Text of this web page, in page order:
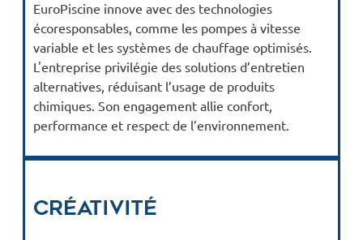
EuroPiscine innove avec des technologies
écoresponsables, comme les pompes à vitesse
variable et les systèmes de chauffage optimisés.
L'entreprise privilégie des solutions d’entretien
alternatives, réduisant l’usage de produits
chimiques. Son engagement allie confort,
performance et respect de l’environnement.
Créativité